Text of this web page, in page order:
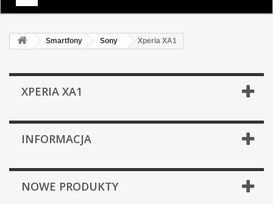
Smartfony Sony Xperia XA1
XPERIA XA1
INFORMACJA
NOWE PRODUKTY